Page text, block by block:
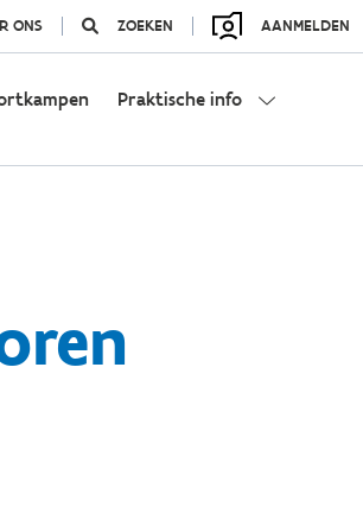
ONS ZOEKEN AANMELDEN
Praktische info